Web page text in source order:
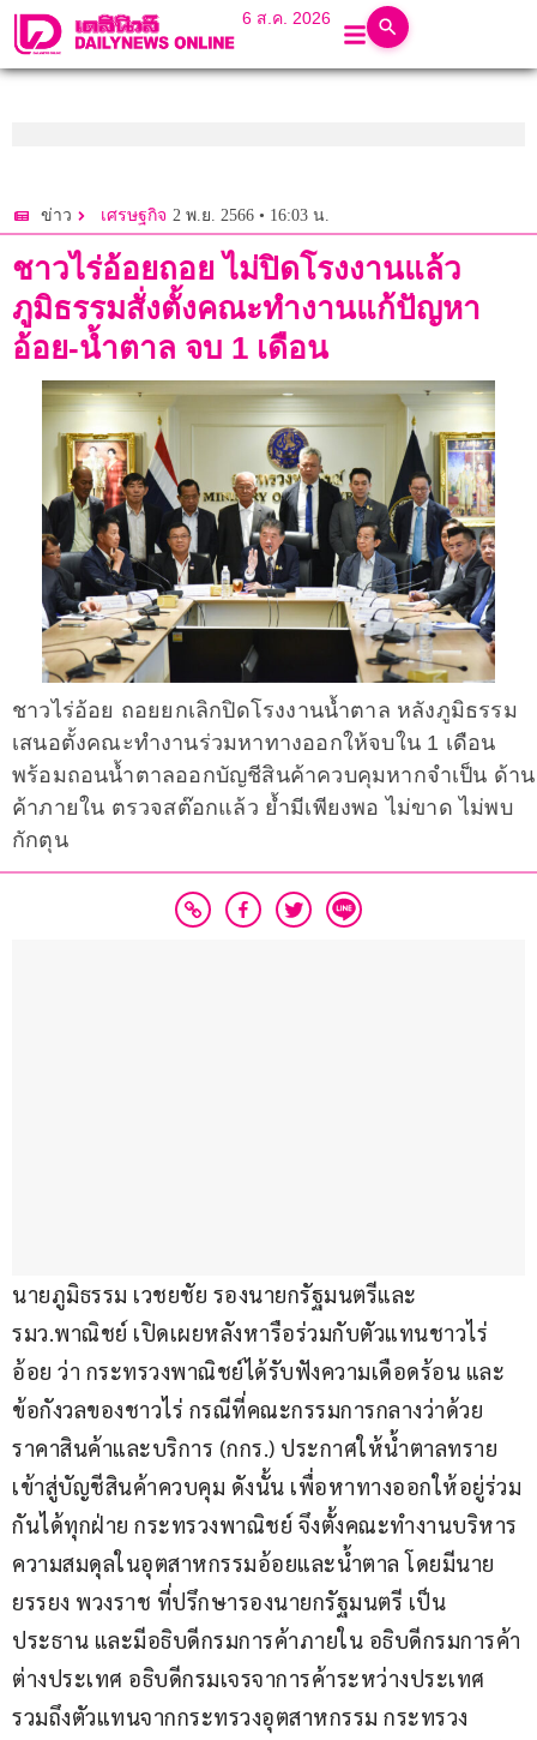
6 ส.ค. 2026
ข่าว เศรษฐกิจ 2 พ.ย. 2566 • 16:03 น.
ชาวไร่อ้อยถอย ไม่ปิดโรงงานแล้ว
ภูมิธรรมสั่งตั้งคณะทำงานแก้ปัญหา
อ้อย-น้ำตาล จบ 1 เดือน
ชาวไร่อ้อย ถอยยกเลิกปิดโรงงานน้ำตาล หลังภูมิธรรม
เสนอตั้งคณะทำงานร่วมหาทางออกให้จบใน 1 เดือน
พร้อมถอนน้ำตาลออกบัญชีสินค้าควบคุมหากจำเป็น ด้าน
ค้าภายใน ตรวจสต๊อกแล้ว ย้ำมีเพียงพอ ไม่ขาด ไม่พบ
กักตุน
นายภูมิธรรม เวชยชัย รองนายกรัฐมนตรีและ
รมว.พาณิชย์ เปิดเผยหลังหารือร่วมกับตัวแทนชาวไร่
อ้อย ว่า กระทรวงพาณิชย์ได้รับฟังความเดือดร้อน และ
ข้อกังวลของชาวไร่ กรณีที่คณะกรรมการกลางว่าด้วย
ราคาสินค้าและบริการ (กกร.) ประกาศให้น้ำตาลทราย
เข้าสู่บัญชีสินค้าควบคุม ดังนั้น เพื่อหาทางออกให้อยู่ร่วม
กันได้ทุกฝ่าย กระทรวงพาณิชย์ จึงตั้งคณะทำงานบริหาร
ความสมดุลในอุตสาหกรรมอ้อยและน้ำตาล โดยมีนาย
ยรรยง พวงราช ที่ปรึกษารองนายกรัฐมนตรี เป็น
ประธาน และมีอธิบดีกรมการค้าภายใน อธิบดีกรมการค้า
ต่างประเทศ อธิบดีกรมเจรจาการค้าระหว่างประเทศ
รวมถึงตัวแทนจากกระทรวงอุตสาหกรรม กระทรวง